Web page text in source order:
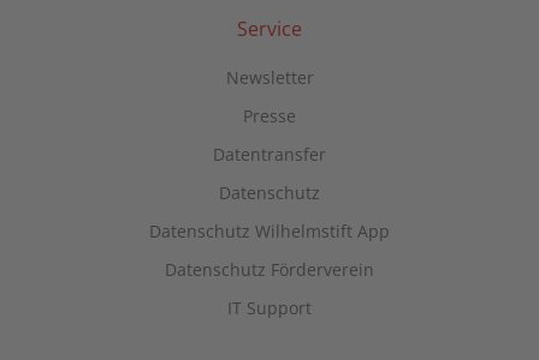
Service
Newsletter
Presse
Datentransfer
Datenschutz
Datenschutz Wilhelmstift App
Datenschutz Förderverein
IT Support